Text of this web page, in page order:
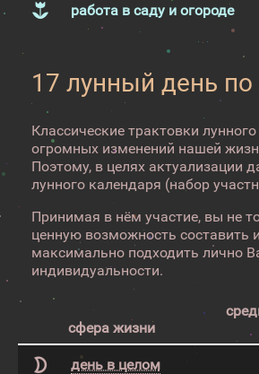
работа в саду и огороде
17 лунный день по
Классические трактовки
огромных изменений нашей
Поэтому, в целях актуализации
лунного календаря (набор
Принимая в нём участие, вы не
ценную возможность составить
максимально подходить лично
индивидуальности.
сфера жизни
день в целом